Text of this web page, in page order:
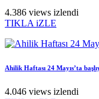
4.386 views izlendi
TIKLA iZLE
Ahilik Haftası 24 Mayıs’ta
4.046 views izlendi